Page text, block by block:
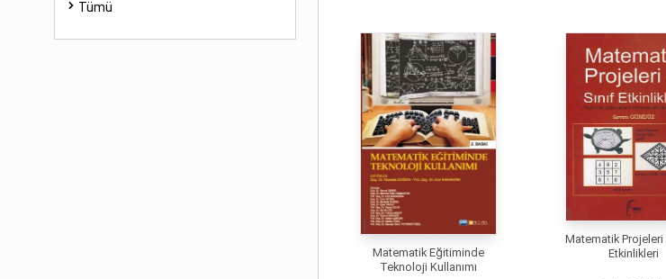
Tümü
Matematik Eğitiminde
Teknoloji Kullanımı
Matematik Projeleri
Etkinlikleri